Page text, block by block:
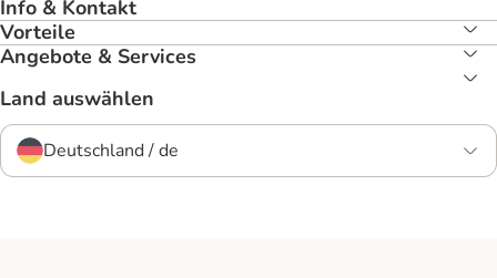
Info & Kontakt
Vorteile
Angebote & Services
Land auswählen
Deutschland / de